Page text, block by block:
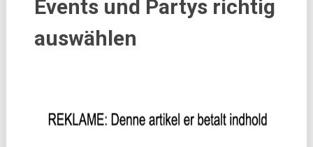
Events und Partys richtig
auswählen